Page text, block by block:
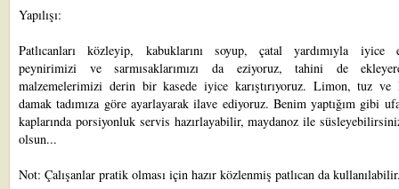
Yapılışı:
Patlıcanları közleyip, kabuklarını soyup, çatal yardımıyla iyice
peynirimizi ve sarmısaklarımızı da eziyoruz, tahini de
malzemelerimizi derin bir kasede iyice karıştırıyoruz. Limon, tuz ve
damak tadımıza göre ayarlayarak ilave ediyoruz. Benim yaptığım gibi
kaplarında porsiyonluk servis hazırlayabilir, maydanoz ile
olsun...
Not: Çalışanlar pratik olması için hazır közlenmiş patlıcan da